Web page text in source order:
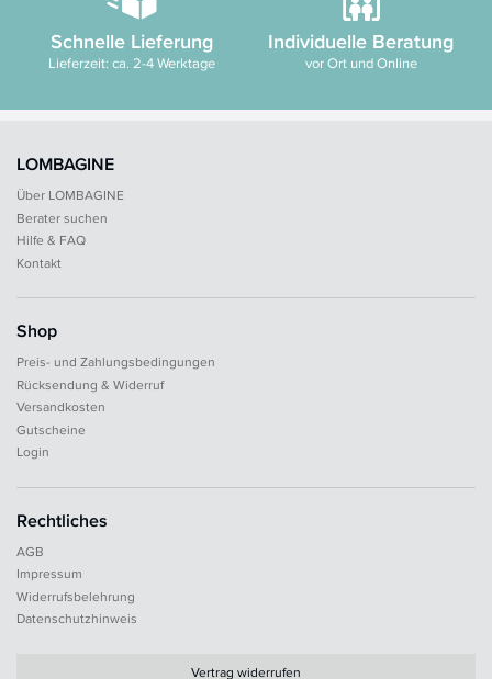
Schnelle Lieferung
Lieferzeit: ca. 2-4 Werktage
Individuelle Beratung
vor Ort und Online
LOMBAGINE
Über LOMBAGINE
Berater suchen
Hilfe & FAQ
Kontakt
Shop
Preis- und Zahlungsbedingungen
Rücksendung & Widerruf
Versandkosten
Gutscheine
Login
Rechtliches
AGB
Impressum
Widerrufsbelehrung
Datenschutzhinweis
Vertrag widerrufen